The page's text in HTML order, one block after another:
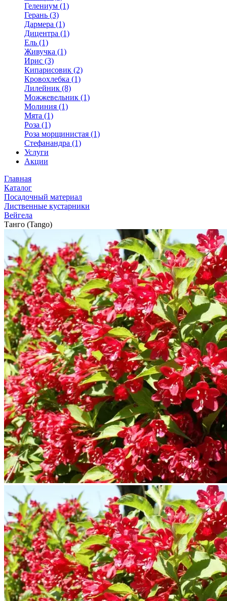
Гелениум (1)
Герань (3)
Дармера (1)
Дицентра (1)
Ель (1)
Живучка (1)
Ирис (3)
Кипарисовик (2)
Кровохлебка (1)
Лилейник (8)
Можжевельник (1)
Молиния (1)
Мята (1)
Роза (1)
Роза морщинистая (1)
Стефанандра (1)
Услуги
Акции
Главная
Каталог
Посадочный материал
Лиственные кустарники
Вейгела
Танго (Tango)